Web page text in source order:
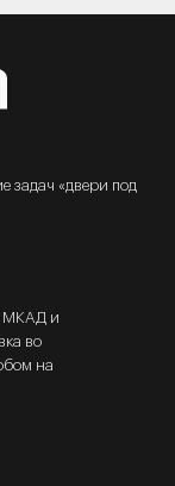
задач «двери под
МКАД и
во
на